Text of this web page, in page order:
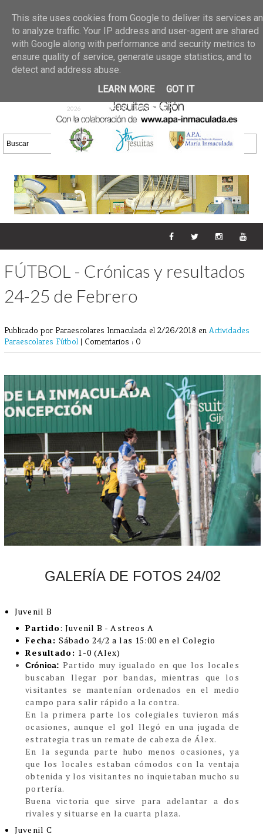
02 jun 2026
GALERIA DE FOTOS
30/05/2026
25 may 2026
GALERIA
DE FOTOS 23/05/2026
20 may
2026
GALERIA DE FOTOS
16/05/2026
DE FOTOS 09/05/2026
28 abr
2026
GALERIA DE FOTOS 25 Y
26/04/2026
FÚTBOL - Crónicas y resultados
24-25 de Febrero
Publicado por Paraescolares Inmaculada el 2/26/2018 en Actividades
Paraescolares Fútbol | Comentarios : 0
GALERÍA DE FOTOS 24/02
Juvenil B
Partido: Juvenil B - Astreos A
Fecha:Sábado 24/2 a las 15:00 en el Colegio
Resultado: 1-0 (Alex)
Crónica: Partido muy igualado en que los locales
buscaban llegar por bandas, mientras que los
visitantes se mantenían ordenados en el medio
campo para salir rápido a la contra.
En la primera parte los colegiales tuvieron más
ocasiones, aunque el gol llegó en una jugada de
estrategia tras un remate de cabeza de Álex.
En la segunda parte hubo menos ocasiones, ya
que los locales estaban cómodos con la ventaja
obtenida y los visitantes no inquietaban mucho su
portería.
Buena victoria que sirve para adelantar a dos
rivales y situarse en la cuarta plaza.
Juvenil C
This site uses cookies from Google to deliver its services
to analyze traffic. Your IP address and user-agent are shared
with Google along with performance and security metrics to
ensure quality of service, generate usage statistics, and to
detect and address abuse.
LEARN MORE
GOT IT